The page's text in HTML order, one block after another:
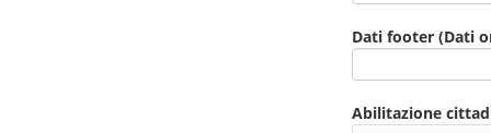
Dati footer (Dati
Abilitazione